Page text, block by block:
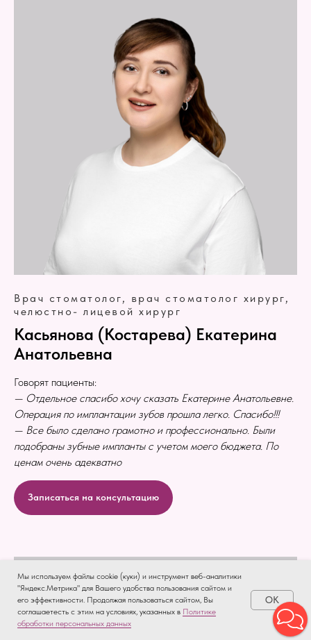
Врач стоматолог, врач стоматолог хирург,
челюстно- лицевой хирург
Касьянова (Костарева) Екатерина
Анатольевна
Говорят пациенты:
— Отдельное спасибо хочу сказать Екатерине Анатольевне.
Операция по имплантации зубов прошла легко. Спасибо!!!
— Все было сделано грамотно и профессионально. Были
подобраны зубные импланты с учетом моего бюджета. По
ценам очень адекватно
Записаться на консультацию
Мы используем файлы cookie (куки) и инструмент веб-аналитики
"Яндекс.Метрика" для Вашего удобства пользования сайтом и
его эффективности. Продолжая пользоваться сайтом, Вы
соглашаетесть с этим на условиях, указанных в Политике
обработки персональных данных
OK